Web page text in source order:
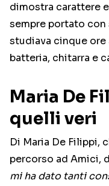
dimostra carattere
sempre portato con
studiava cinque
batteria, chitarra e
Maria De
quelli veri
Di Maria De Filippi,
percorso ad Amici,
mi ha dato tanti